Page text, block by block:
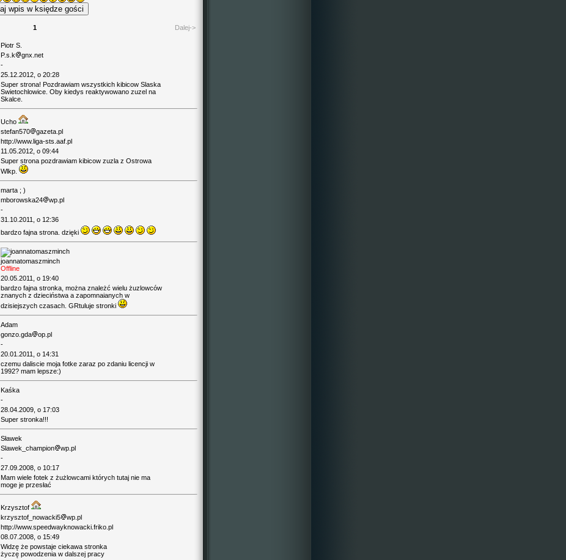
1 Dalej->
Piotr S.
P.s.k
gnx.net
-
25.12.2012, o 20:28
Super strona! Pozdrawiam wszystkich kibicow Slaska
Swietochlowice. Oby kiedys reaktywowano zuzel na
Skalce.
Ucho
stefan570
gazeta.pl
http://www.liga-sts.aaf.pl
11.05.2012, o 09:44
Super strona pozdrawiam kibicow zuzla z Ostrowa
Wlkp.
marta ; )
mborowska24
wp.pl
-
31.10.2011, o 12:36
bardzo fajna strona. dzięki
joannatomaszminch
Offline
20.05.2011, o 19:40
bardzo fajna stronka, można znależć wielu żuzlowców
znanych z dzieciństwa a zapomnaianych w
dzisiejszych czasach. GRtuluje stronki
Adam
gonzo.gda
op.pl
-
20.01.2011, o 14:31
czemu daliscie moja fotke zaraz po zdaniu licencji w
1992? mam lepsze:)
Kaśka
-
28.04.2009, o 17:03
Super stronka!!!
Sławek
Slawek_champion
wp.pl
-
27.09.2008, o 10:17
Mam wiele fotek z żużlowcami których tutaj nie ma
moge je przesłać
Krzysztof
krzysztof_nowacki5
wp.pl
http://www.speedwayknowacki.friko.pl
08.07.2008, o 15:49
Widzę że powstaje ciekawa stronka
życzę powodzenia w dalszej pracy